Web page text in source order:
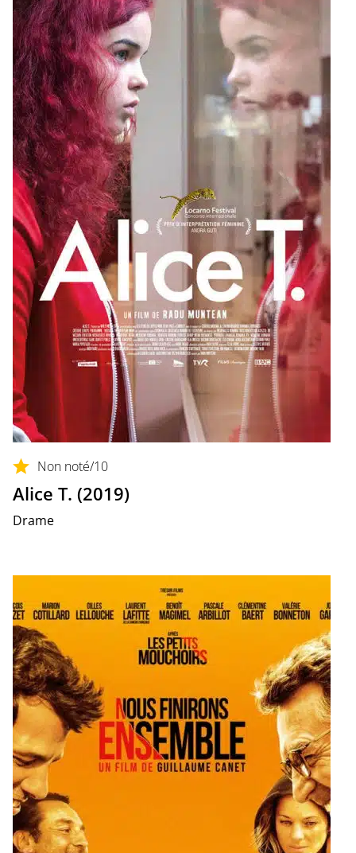
Non noté/10
Alice T. (2019)
Drame